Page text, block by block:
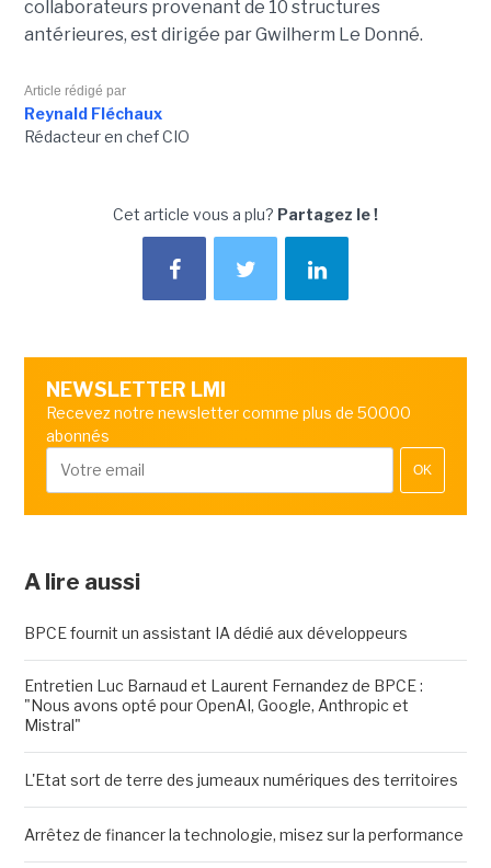
collaborateurs provenant de 10 structures
antérieures, est dirigée par Gwilherm Le Donné.
Article rédigé par
Reynald Fléchaux
Rédacteur en chef CIO
Cet article vous a plu? Partagez le !
NEWSLETTER LMI
Recevez notre newsletter comme plus de 50000
abonnés
OK
A lire aussi
BPCE fournit un assistant IA dédié aux développeurs
Entretien Luc Barnaud et Laurent Fernandez de BPCE :
"Nous avons opté pour OpenAI, Google, Anthropic et
Mistral"
L'Etat sort de terre des jumeaux numériques des territoires
Arrêtez de financer la technologie, misez sur la performance